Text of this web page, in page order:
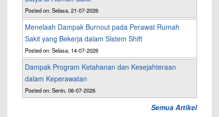
Posted on: Selasa, 21-07-2026
Menelaah Dampak Burnout pada Perawat Rumah
Sakit yang Bekerja dalam Sistem Shift
Posted on: Selasa, 14-07-2026
Dampak Program Ketahanan dan Kesejahteraan
dalam Keperawatan
Posted on: Senin, 06-07-2026
Semua Artikel